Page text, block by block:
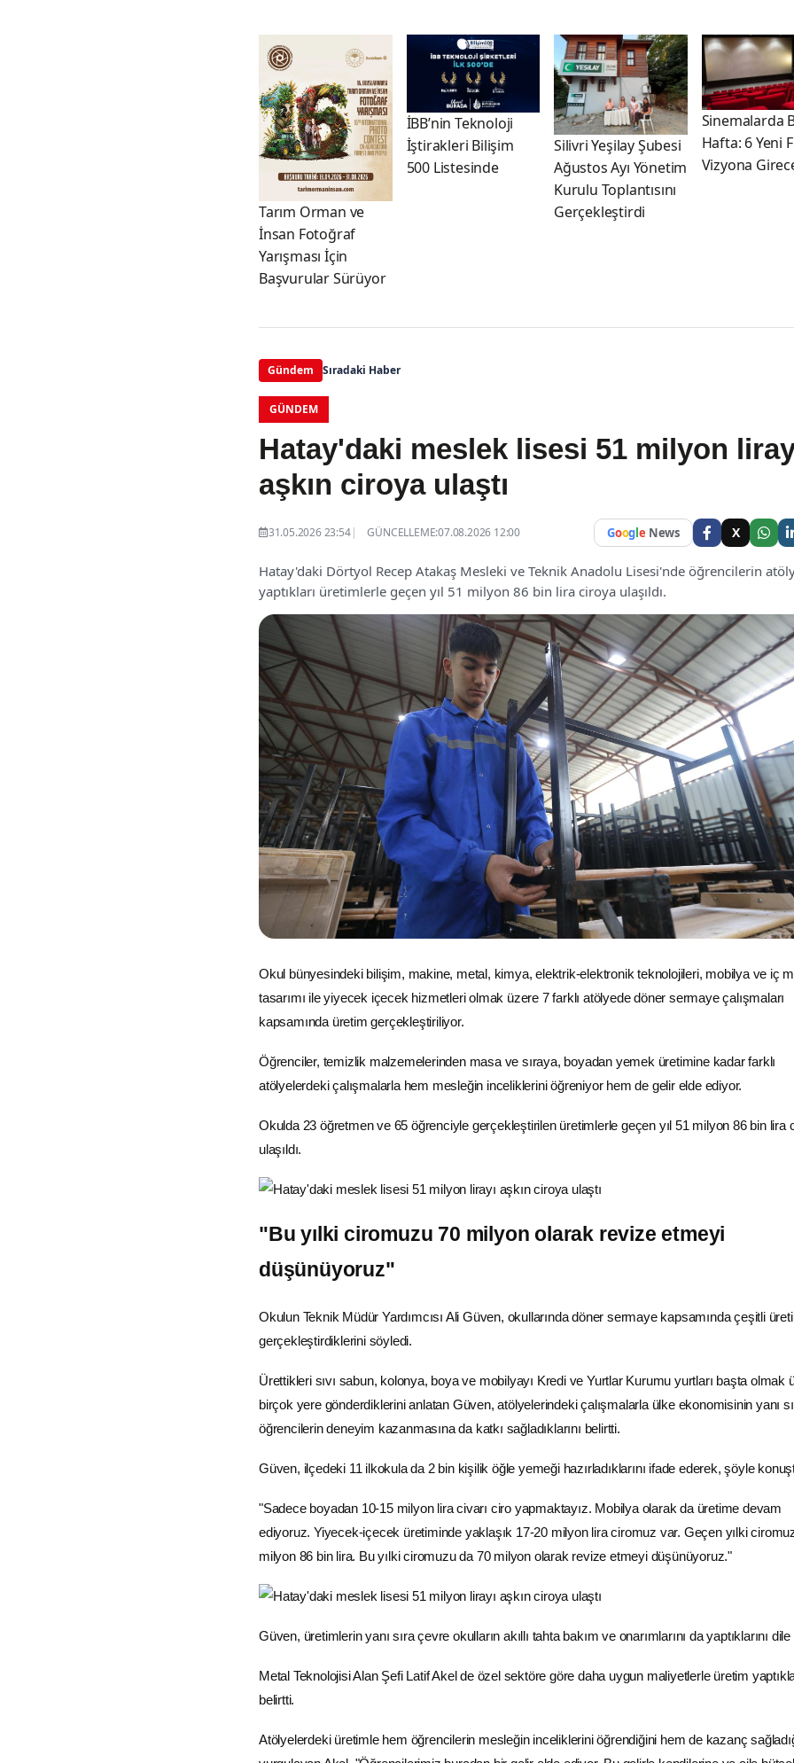
Tarım Orman ve
İnsan Fotoğraf
Yarışması İçin
Başvurular Sürüyor
İBB’nin Teknoloji
İştirakleri Bilişim
500 Listesinde
Silivri Yeşilay Şubesi
Ağustos Ayı Yönetim
Kurulu Toplantısını
Gerçekleştirdi
Sinemalarda
Hafta: 6 Yeni
Vizyona
Gündem Sıradaki Haber
GÜNDEM
Hatay'daki meslek lisesi 51 milyon
aşkın ciroya ulaştı
31.05.2026 23:54 GÜNCELLEME:07.08.2026 12:00 Google News X
Hatay'daki Dörtyol Recep Atakaş Mesleki ve Teknik Anadolu Lisesi'nde öğrencilerin
yaptıkları üretimlerle geçen yıl 51 milyon 86 bin lira ciroya ulaşıldı.
Okul bünyesindeki bilişim, makine, metal, kimya, elektrik-elektronik teknolojileri, mobilya ve iç
tasarımı ile yiyecek içecek hizmetleri olmak üzere 7 farklı atölyede döner sermaye çalışmaları
kapsamında üretim gerçekleştiriliyor.
Öğrenciler, temizlik malzemelerinden masa ve sıraya, boyadan yemek üretimine kadar farklı
atölyelerdeki çalışmalarla hem mesleğin inceliklerini öğreniyor hem de gelir elde ediyor.
Okulda 23 öğretmen ve 65 öğrenciyle gerçekleştirilen üretimlerle geçen yıl 51 milyon 86 bin lira
ulaşıldı.
"Bu yılki ciromuzu 70 milyon olarak revize etmeyi
düşünüyoruz"
Okulun Teknik Müdür Yardımcısı Ali Güven, okullarında döner sermaye kapsamında çeşitli
gerçekleştirdiklerini söyledi.
Ürettikleri sıvı sabun, kolonya, boya ve mobilyayı Kredi ve Yurtlar Kurumu yurtları başta olmak
birçok yere gönderdiklerini anlatan Güven, atölyelerindeki çalışmalarla ülke ekonomisinin yanı
öğrencilerin deneyim kazanmasına da katkı sağladıklarını belirtti.
Güven, ilçedeki 11 ilkokula da 2 bin kişilik öğle yemeği hazırladıklarını ifade ederek, şöyle
"Sadece boyadan 10-15 milyon lira civarı ciro yapmaktayız. Mobilya olarak da üretime devam
ediyoruz. Yiyecek-içecek üretiminde yaklaşık 17-20 milyon lira ciromuz var. Geçen yılki
milyon 86 bin lira. Bu yılki ciromuzu da 70 milyon olarak revize etmeyi düşünüyoruz."
Güven, üretimlerin yanı sıra çevre okulların akıllı tahta bakım ve onarımlarını da yaptıklarını
Metal Teknolojisi Alan Şefi Latif Akel de özel sektöre göre daha uygun maliyetlerle üretim
belirtti.
Atölyelerdeki üretimle hem öğrencilerin mesleğin inceliklerini öğrendiğini hem de kazanç